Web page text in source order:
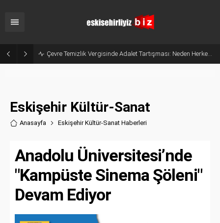
Çevre Temizlik Vergisinde Adalet Tartışması: Neden Herkesten Aynı Ücret Alınıyor?
Eskişehir Kültür-Sanat
Anasayfa Eskişehir Kültür-Sanat Haberleri
Anadolu Üniversitesi’nde
"Kampüste Sinema Şöleni"
Devam Ediyor